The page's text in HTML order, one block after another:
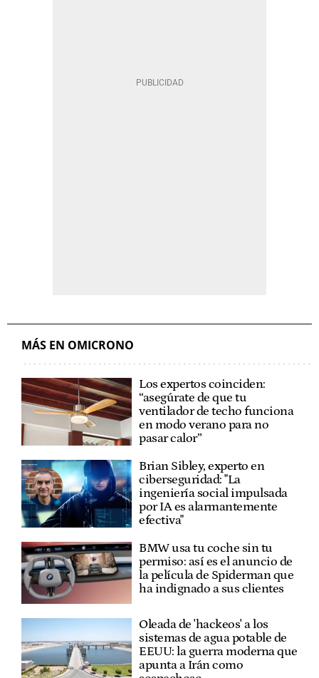
MÁS EN OMICRONO
Los expertos coinciden:
“asegúrate de que tu
ventilador de techo funciona
en modo verano para no
pasar calor”
Brian Sibley, experto en
ciberseguridad: "La
ingeniería social impulsada
por IA es alarmantemente
efectiva"
BMW usa tu coche sin tu
permiso: así es el anuncio de
la película de Spiderman que
ha indignado a sus clientes
Oleada de 'hackeos' a los
sistemas de agua potable de
EEUU: la guerra moderna que
apunta a Irán como